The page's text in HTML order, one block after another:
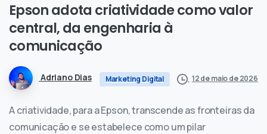
Epsonadota criatividadecomovalor
central,da engenharia à
comunicação
Adriano Dias Marketing Digital 12 de maio de 2026
A criatividade, para a Epson, transcende as fronteiras da
comunicação e se estabelece como um pilar